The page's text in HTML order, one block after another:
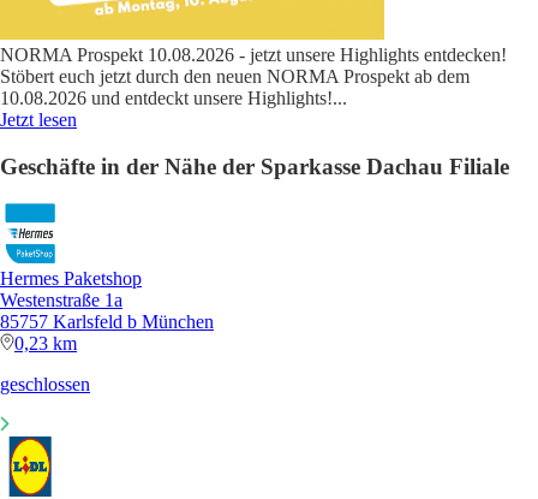
NORMA Prospekt 10.08.2026 - jetzt unsere Highlights entdecken!
Stöbert euch jetzt durch den neuen NORMA Prospekt ab dem
10.08.2026 und entdeckt unsere Highlights!...
Jetzt lesen
Geschäfte in der Nähe der Sparkasse Dachau Filiale
Hermes Paketshop
Westenstraße 1a
85757 Karlsfeld b München
0,23 km
geschlossen